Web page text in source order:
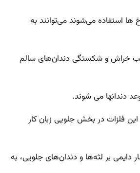
ها استفاده می‌شوند می‌توانند به
خراش و شکستگی دندان‌های سالم
دندانها می شوند.
فلزات در بخش جلویی زبان کار
دایمی ‌بر لثه‌ها و دندان‌های جلویی،‌ به